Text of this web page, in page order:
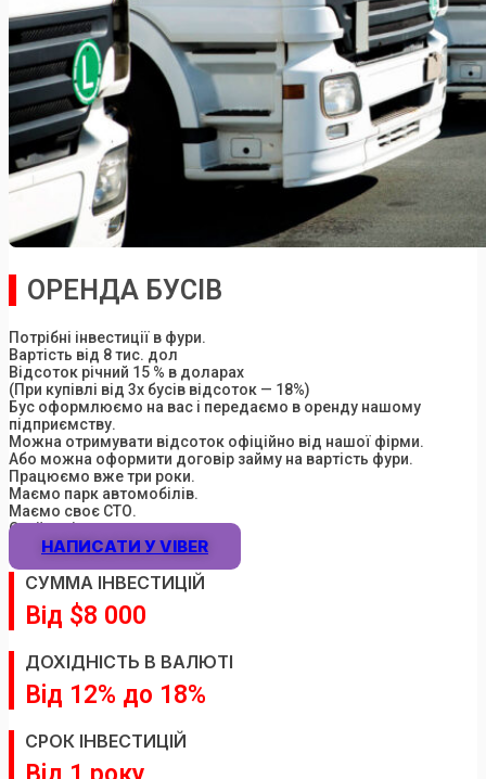
ОРЕНДА БУСІВ
Потрібні інвестиції в фури.
Вартість від 8 тис. дол
Відсоток річний 15 % в доларах
(При купівлі від 3х бусів відсоток — 18%)
Бус оформлюємо на вас і передаємо в оренду нашому
підприємству.
Можна отримувати відсоток офіційно від нашої фірми.
Або можна оформити договір займу на вартість фури.
Працюємо вже три роки.
Маємо парк автомобілів.
Маємо своє СТО.
Свої логісти.
НАПИСАТИ У VIBER
СУММА IНВЕСТИЦIЙ
Від $8 000
ДОХIДНIСТЬ В ВАЛЮТI
Вiд 12% до 18%
СРОК IНВЕСТИЦIЙ